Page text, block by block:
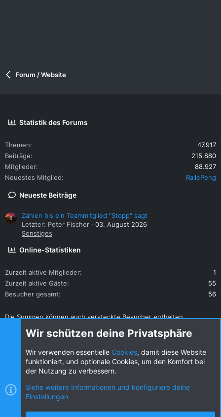
Forum / Website
Statistik des Forums
Themen
47.917
Beiträge
215.880
Mitglieder
88.927
Neuestes Mitglied
RallePeng
Neueste Beiträge
Zählen bis ein Teammitglied "Stopp" sagt
Letzter: Peter Fischer
03. August 2026
Sonstiges
Online-Statistiken
Zurzeit aktive Mitglieder
1
Zurzeit aktive Gäste
55
Besucher gesamt
56
Die Summen können auch versteckte Besucher enthalten.
Diese Seite teilen
Wir schützen deine Privatsphäre
Wir verwenden essentielle Cookies, damit diese Website
funktioniert, und optionale Cookies, um den Komfort bei
der Nutzung zu verbessern.
Siehe weitere Informationen und konfiguriere deine
Einstellungen